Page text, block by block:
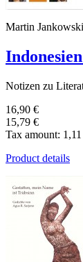
Martin Jankowski
Notizen zu
16,90 €
15,79 €
Tax amount:
Product details